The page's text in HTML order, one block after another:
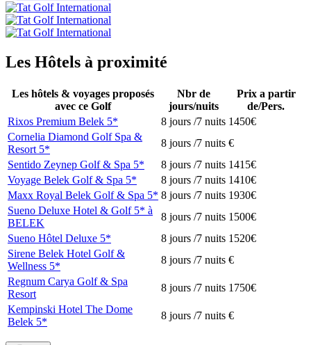
Les Hôtels à proximité
Les hôtels & voyages proposés
avec ce Golf
Nbr de
jours/nuits
Prix a partir
de/Pers.
Rixos Premium Belek 5*
8 jours /7 nuits 1450€
Cornelia Diamond Golf Spa &
Resort 5*
8 jours /7 nuits €
Sentido Zeynep Golf & Spa 5*
8 jours /7 nuits 1415€
Voyage Belek Golf & Spa 5*
8 jours /7 nuits 1410€
Maxx Royal Belek Golf & Spa 5* 8 jours /7 nuits 1930€
Sueno Deluxe Hotel & Golf 5* à
BELEK
8 jours /7 nuits 1500€
Sueno Hôtel Deluxe 5*
8 jours /7 nuits 1520€
Sirene Belek Hotel Golf &
Wellness 5*
8 jours /7 nuits €
Regnum Carya Golf & Spa
Resort
8 jours /7 nuits 1750€
Kempinski Hotel The Dome
Belek 5*
8 jours /7 nuits €